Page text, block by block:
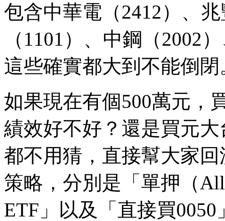
包含中華電（2412）、
（1101）、中鋼（2002
這些確實都大到不能倒閉
如果現在有個500萬元，
績效好不好？還是買元
都不用猜，直接幫大家
策略，分別是「單押（
ETF」以及「直接買0050